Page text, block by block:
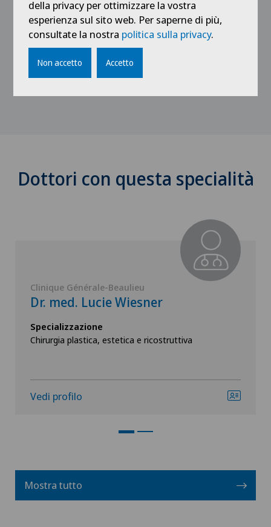
SSCPRE (Société Suisse de Chirurgie
Plastique Reconstructive et Esthétique)
Ancien Membre du Conseil d’administration
à 2018)
Dottori con questa specialità
Clinique Générale-Beaulieu
Dr. med. Lucie Wiesner
Specializzazione
Chirurgia plastica, estetica e ricostruttiva
Vedi profilo
Mostra tutto
della privacy per ottimizzare la vostra
esperienza sul sito web. Per saperne di più,
consultate la nostra politica sulla privacy.
Non accetto Accetto